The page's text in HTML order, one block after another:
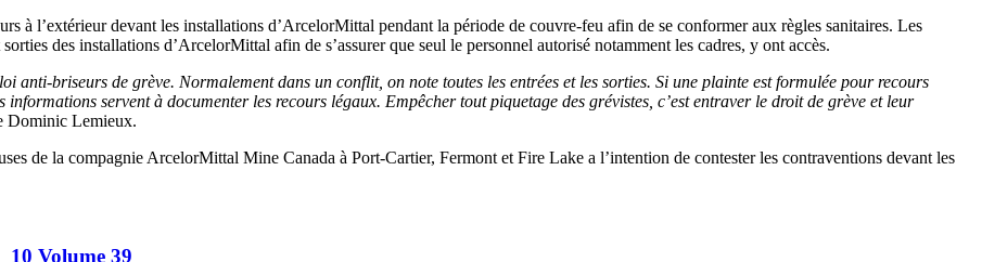
à l’extérieur devant les installations d’ArcelorMittal pendant la période de couvre-feu afin de se conformer aux règles sanitaires. Les
des installations d’ArcelorMittal afin de s’assurer que seul le personnel autorisé notamment les cadres, y ont accès.
anti-briseurs de grève. Normalement dans un conflit, on note toutes les entrées et les sorties. Si une plainte est formulée pour recours
servent à documenter les recours légaux. Empêcher tout piquetage des grévistes, c’est entraver le droit de grève et leur
Dominic Lemieux.
de la compagnie ArcelorMittal Mine Canada à Port-Cartier, Fermont et Fire Lake a l’intention de contester les contraventions devant les
Volume 39